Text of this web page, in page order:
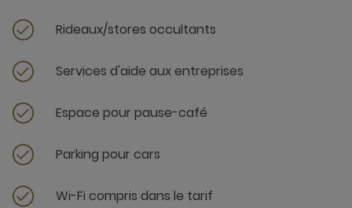
Rideaux/stores occultants
Services d'aide aux entreprises
Espace pour pause-café
Parking pour cars
Wi-Fi compris dans le tarif